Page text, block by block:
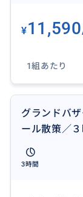
【コース参考例
集合場所：ベ
バザール内散
よい両替所→行
の商館など→老
【料金に含ま
・ガイド費用
¥11,590
1組あたり
グランドバ
ール散策／
3時間